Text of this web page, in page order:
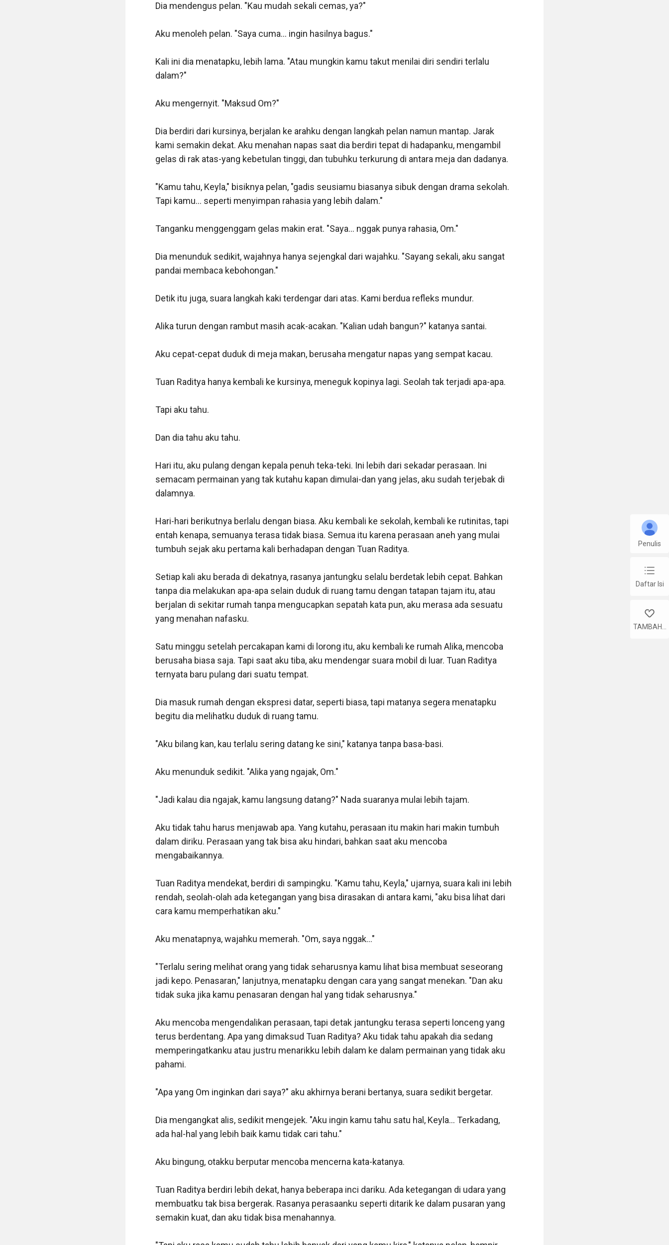
Dia mendengus pelan. "Kau mudah sekali cemas, ya?"
Aku menoleh pelan. "Saya cuma... ingin hasilnya bagus."
Kali ini dia menatapku, lebih lama. "Atau mungkin kamu takut menilai diri sendiri terlalu
dalam?"
Aku mengernyit. "Maksud Om?"
Dia berdiri dari kursinya, berjalan ke arahku dengan langkah pelan namun mantap. Jarak
kami semakin dekat. Aku menahan napas saat dia berdiri tepat di hadapanku, mengambil
gelas di rak atas-yang kebetulan tinggi, dan tubuhku terkurung di antara meja dan dadanya.
"Kamu tahu, Keyla," bisiknya pelan, "gadis seusiamu biasanya sibuk dengan drama sekolah.
Tapi kamu... seperti menyimpan rahasia yang lebih dalam."
Tanganku menggenggam gelas makin erat. "Saya... nggak punya rahasia, Om."
Dia menunduk sedikit, wajahnya hanya sejengkal dari wajahku. "Sayang sekali, aku sangat
pandai membaca kebohongan."
Detik itu juga, suara langkah kaki terdengar dari atas. Kami berdua refleks mundur.
Alika turun dengan rambut masih acak-acakan. "Kalian udah bangun?" katanya santai.
Aku cepat-cepat duduk di meja makan, berusaha mengatur napas yang sempat kacau.
Tuan Raditya hanya kembali ke kursinya, meneguk kopinya lagi. Seolah tak terjadi apa-apa.
Tapi aku tahu.
Dan dia tahu aku tahu.
Hari itu, aku pulang dengan kepala penuh teka-teki. Ini lebih dari sekadar perasaan. Ini
semacam permainan yang tak kutahu kapan dimulai-dan yang jelas, aku sudah terjebak di
dalamnya.
Hari-hari berikutnya berlalu dengan biasa. Aku kembali ke sekolah, kembali ke rutinitas, tapi
entah kenapa, semuanya terasa tidak biasa. Semua itu karena perasaan aneh yang mulai
tumbuh sejak aku pertama kali berhadapan dengan Tuan Raditya.
Setiap kali aku berada di dekatnya, rasanya jantungku selalu berdetak lebih cepat. Bahkan
tanpa dia melakukan apa-apa selain duduk di ruang tamu dengan tatapan tajam itu, atau
berjalan di sekitar rumah tanpa mengucapkan sepatah kata pun, aku merasa ada sesuatu
yang menahan nafasku.
Satu minggu setelah percakapan kami di lorong itu, aku kembali ke rumah Alika, mencoba
berusaha biasa saja. Tapi saat aku tiba, aku mendengar suara mobil di luar. Tuan Raditya
ternyata baru pulang dari suatu tempat.
Dia masuk rumah dengan ekspresi datar, seperti biasa, tapi matanya segera menatapku
begitu dia melihatku duduk di ruang tamu.
"Aku bilang kan, kau terlalu sering datang ke sini," katanya tanpa basa-basi.
Aku menunduk sedikit. "Alika yang ngajak, Om."
"Jadi kalau dia ngajak, kamu langsung datang?" Nada suaranya mulai lebih tajam.
Aku tidak tahu harus menjawab apa. Yang kutahu, perasaan itu makin hari makin tumbuh
dalam diriku. Perasaan yang tak bisa aku hindari, bahkan saat aku mencoba
mengabaikannya.
Tuan Raditya mendekat, berdiri di sampingku. "Kamu tahu, Keyla," ujarnya, suara kali ini lebih
rendah, seolah-olah ada ketegangan yang bisa dirasakan di antara kami, "aku bisa lihat dari
cara kamu memperhatikan aku."
Aku menatapnya, wajahku memerah. "Om, saya nggak..."
"Terlalu sering melihat orang yang tidak seharusnya kamu lihat bisa membuat seseorang
jadi kepo. Penasaran," lanjutnya, menatapku dengan cara yang sangat menekan. "Dan aku
tidak suka jika kamu penasaran dengan hal yang tidak seharusnya."
Aku mencoba mengendalikan perasaan, tapi detak jantungku terasa seperti lonceng yang
terus berdentang. Apa yang dimaksud Tuan Raditya? Aku tidak tahu apakah dia sedang
memperingatkanku atau justru menarikku lebih dalam ke dalam permainan yang tidak aku
pahami.
"Apa yang Om inginkan dari saya?" aku akhirnya berani bertanya, suara sedikit bergetar.
Dia mengangkat alis, sedikit mengejek. "Aku ingin kamu tahu satu hal, Keyla... Terkadang,
ada hal-hal yang lebih baik kamu tidak cari tahu."
Aku bingung, otakku berputar mencoba mencerna kata-katanya.
Tuan Raditya berdiri lebih dekat, hanya beberapa inci dariku. Ada ketegangan di udara yang
membuatku tak bisa bergerak. Rasanya perasaanku seperti ditarik ke dalam pusaran yang
semakin kuat, dan aku tidak bisa menahannya.
Penulis
chap_list
Daftar Isi
like
TAMBAHK